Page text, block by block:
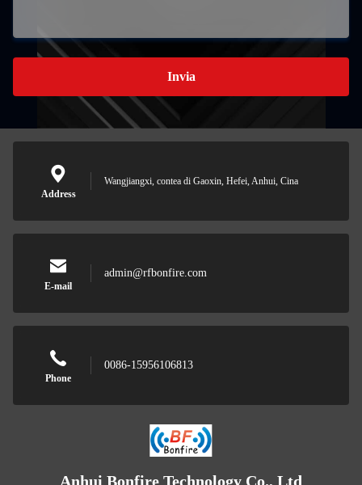
Invia
Address
Wangjiangxi, contea di Gaoxin, Hefei, Anhui, Cina
E-mail
admin@rfbonfire.com
Phone
0086-15956106813
Anhui Bonfire Technology Co., Ltd